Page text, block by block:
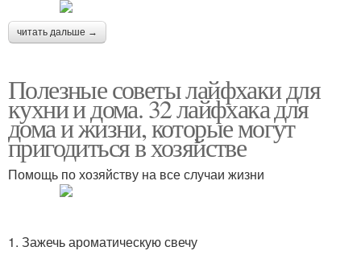
читать дальше →
Полезные советы лайфхаки для
кухни и дома. 32 лайфхака для
дома и жизни, которые могут
пригодиться в хозяйстве
Помощь по хозяйству на все случаи жизни
1. Зажечь ароматическую свечу